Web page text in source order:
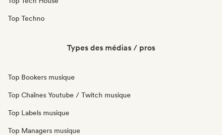
Top Techno
Types des médias / pros
Top Bookers musique
Top Chaînes Youtube / Twitch musique
Top Labels musique
Top Managers musique